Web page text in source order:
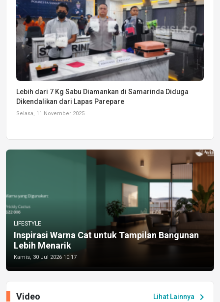
Lebih dari 7 Kg Sabu Diamankan di Samarinda Diduga
Dikendalikan dari Lapas Parepare
Selasa, 11 November 2025
LIFESTYLE
Inspirasi Warna Cat untuk Tampilan Bangunan
Lebih Menarik
Kamis, 30 Jul 2026 10:17
Lihat Lainnya chevron_right
Video